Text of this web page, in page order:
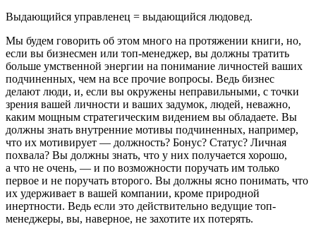
Выдающийся управленец = выдающийся людовед.
Мы будем говорить об этом много на протяжении книги, но,
если вы бизнесмен или топ-менеджер, вы должны тратить
больше умственной энергии на понимание личностей ваших
подчиненных, чем на все прочие вопросы. Ведь бизнес
делают люди, и, если вы окружены неправильными, с точки
зрения вашей личности и ваших задумок, людей, неважно,
каким мощным стратегическим видением вы обладаете. Вы
должны знать внутренние мотивы подчиненных, например,
что их мотивирует — должность? Бонус? Статус? Личная
похвала? Вы должны знать, что у них получается хорошо,
а что не очень, — и по возможности поручать им только
первое и не поручать второго. Вы должны ясно понимать, что
их удерживает в вашей компании, кроме природной
инертности. Ведь если это действительно ведущие топ-
менеджеры, вы, наверное, не захотите их потерять.